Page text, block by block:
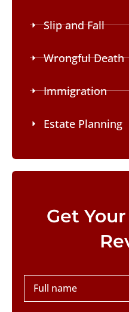
Slip and Fall
Wrongful Death
Immigration
Estate Planning
Get